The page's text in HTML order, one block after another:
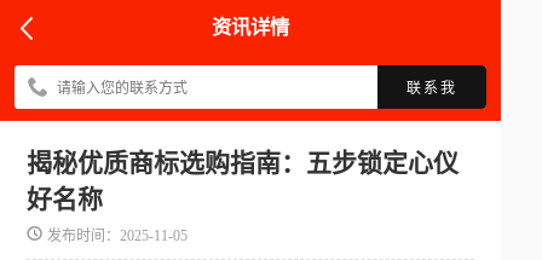
资讯详情
联系我
揭秘优质商标选购指南：五步锁定心仪
好名称
发布时间：2025-11-05